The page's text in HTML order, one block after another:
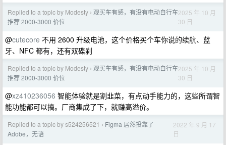
Replied to a topic by Modesty › 观买车有感，有没有电动自行车
推荐 2000-3000 价位
2025 年 10 月
30 日
@cutecore 不用 2600 升级电池，这个价格买个车你说的续航、蓝
牙、NFC 都有，还有双碟刹
Replied to a topic by Modesty › 观买车有感，有没有电动自行车
推荐 2000-3000 价位
2025 年 10 月
30 日
@xz410236056 智能体验就是割韭菜，有点动手能力的，这些所谓智
能功能都可以搞。厂商集成了下，就赚高溢价。
Replied to a topic by s524256521 › Figma 居然投靠了
Adobe，无语
2022 年 9 月 17
日